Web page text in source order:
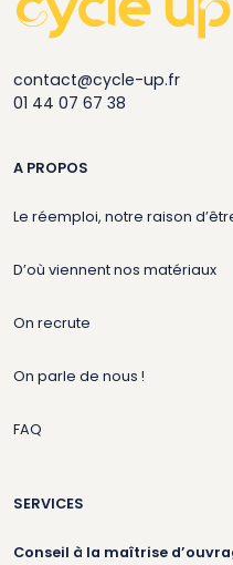
contact@cycle-up.fr
01 44 07 67 38
A PROPOS
Le réemploi, notre raison
D’où viennent nos matériaux
On recrute
On parle de nous !
FAQ
SERVICES
Conseil à la maîtrise